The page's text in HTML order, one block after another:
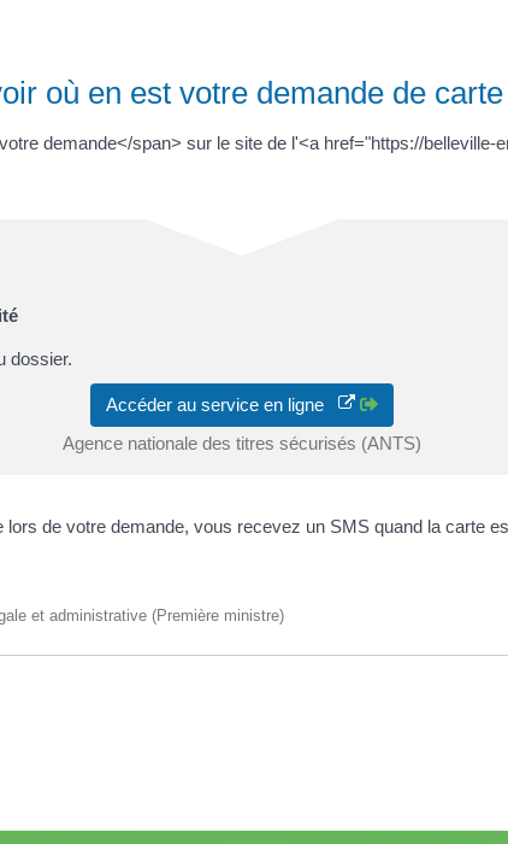
où en est votre demande de
et administrative (Première ministre)
demande</span> sur le site de l'<a href="https://belleville-
dossier.
Accéder au service en ligne
Agence nationale des titres sécurisés (ANTS)
de votre demande, vous recevez un SMS quand la carte